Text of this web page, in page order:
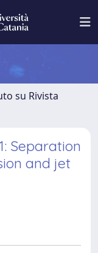
su Rivista
Separation
and jet